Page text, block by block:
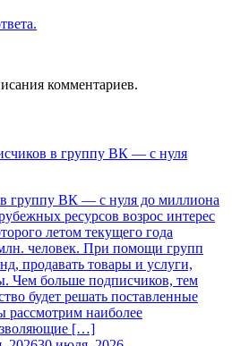
комментариев.
группу ВК — с нуля до миллиона
ресурсов возрос интерес
летом текущего года
человек. При помощи групп
продавать товары и услуги,
Чем больше подписчиков, тем
будет решать поставленные
рассмотрим наиболее
[…]